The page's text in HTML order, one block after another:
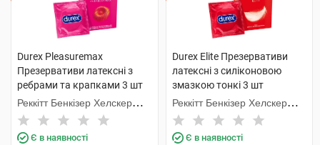
Durex Pleasuremax
Презервативи латексні з
ребрами та крапками 3 шт
Реккітт Бенкізер Хелскер
Мануфектурінг
Є в наявності
Durex Elite Презервативи
латексні з силіконовою
змазкою тонкі 3 шт
Реккітт Бенкізер Хелскер
Мануфектурінг
Є в наявності